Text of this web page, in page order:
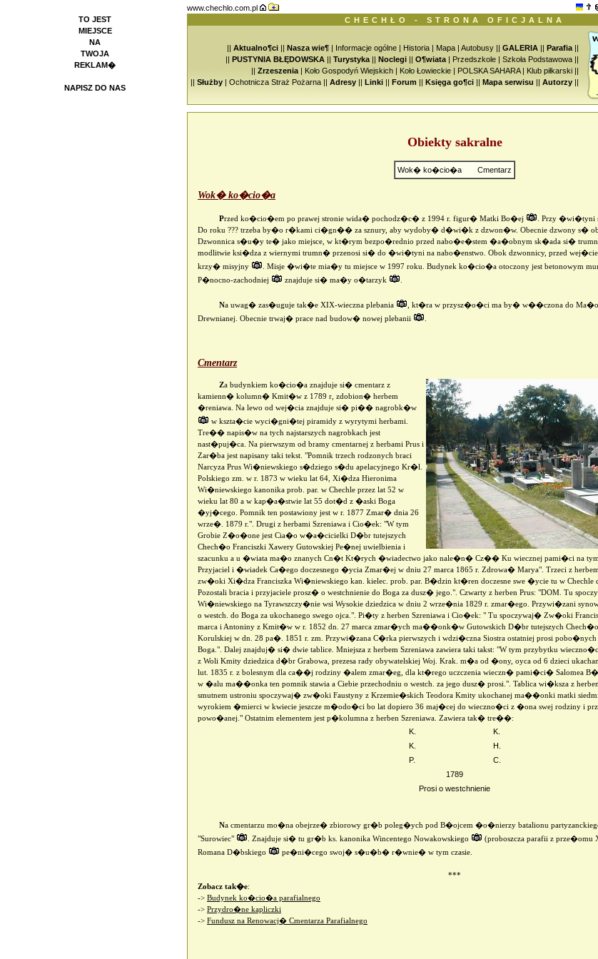
TO JEST
MIEJSCE
NA
TWOJA
REKLAM�
NAPISZ DO NAS
www.chechlo.com.pl
CHECHŁO - STRONA OFICJALNA
|| Aktualno¶ci || Nasza wie¶ | Informacje ogólne | Historia | Mapa | Autobusy || GALERIA || Parafia ||
|| PUSTYNIA BŁĘDOWSKA || Turystyka || Noclegi || O¶wiata | Przedszkole | Szkoła Podstawowa ||
|| Zrzeszenia | Koło Gospodyń Wiejskich | Koło Łowieckie | POLSKA SAHARA| Klub piłkarski ||
|| Służby | Ochotnicza Straż Pożarna || Adresy || Linki || Forum || Księga go¶ci || Mapa serwisu || Autorzy ||
Obiekty sakralne
Wok� ko�cio�a Cmentarz
Wok� ko�cio�a
Przed ko�cio�em po prawej stronie wida� pochodz�c� z 1994 r. figur� Matki Bo�ej . Przy �wi�tyni
Do roku ??? trzeba by�o r�kami ci�gn�� za sznury, aby wydoby� d�wi�k z dzwon�w. Obecnie dzwony s�
Dzwonnica s�u�y te� jako miejsce, w kt�rym bezpo�rednio przed nabo�e�stem �a�obnym sk�ada si�
modlitwie ksi�dza z wiernymi trumn� przenosi si� do �wi�tyni na nabo�enstwo. Obok dzwonnicy, przed
krzy� misyjny
. Misje �wi�te mia�y tu miejsce w 1997 roku. Budynek ko�cio�a otoczony jest betonowym
P�nocno-zachodniej
znajduje si� ma�y o�tarzyk
Na uwag� zas�uguje tak�e XIX-wieczna plebania
, kt�ra w przysz�o�ci ma by� w��czona do
Drewnianej. Obecnie trwaj� prace nad budow� nowej plebanii
Cmentarz
Za budynkiem ko�cio�a znajduje si� cmentarz z
kamienn� kolumn� Kmit�w z 1789 r, zdobion� herbem
�reniawa. Na lewo od wej�cia znajduje si� pi�� nagrobk�w
w kszta�cie wyci�gni�tej piramidy z wyrytymi herbami.
Tre�� napis�w na tych najstarszych nagrobkach jest
nast�puj�ca. Na pierwszym od bramy cmentarnej z herbami Prus i
Zar�ba jest napisany taki tekst. "Pomnik trzech rodzonych braci
Narcyza Prus Wi�niewskiego s�dziego s�du apelacyjnego Kr�l.
Polskiego zm. w r. 1873 w wieku lat 64, Xi�dza Hieronima
Wi�niewskiego kanonika prob. par. w Chechle przez lat 52 w
wieku lat 80 a w kap�a�stwie lat 55 dot�d z �aski Boga
�yj�cego. Pomnik ten postawiony jest w r. 1877 Zmar� dnia 26
wrze�. 1879 r.". Drugi z herbami Szreniawa i Cio�ek: "W tym
Grobie Z�o�one jest Cia�o w�a�cicielki D�br tutejszych
Chech�o Franciszki Xawery Gutowskiej Pe�nej uwielbienia i
szacunku a u �wiata ma�o znanych Cn�t Kt�rych �wiadectwo jako nale�n� Cz�� Ku wiecznej pami�ci na
Przyjaciel i �wiadek Ca�ego doczesnego �ycia Zmar�ej w dniu 27 marca 1865 r. Zdrowa� Marya". Trzeci z
zw�oki Xi�dza Franciszka Wi�niewskiego kan. kielec. prob. par. B�dzin kt�ren doczesne swe �ycie tu w Chechle
Pozostali bracia i przyjaciele prosz� o westchnienie do Boga za dusz� jego.". Czwarty z herben Prus: "DOM. Tu
Wi�niewskiego na Tyrawszczy�nie wsi Wysokie dziedzica w dniu 2 wrze�nia 1829 r. zmar�ego. Przywi�zani
o westch. do Boga za ukochanego swego ojca.". Pi�ty z herben Szreniawa i Cio�ek: " Tu spoczywaj� Zw�oki
marca i Antoniny z Kmit�w w r. 1852 dn. 27 marca zmar�ych ma��onk�w Gutowskich D�br tutejszych
Korulskiej w dn. 28 pa�. 1851 r. zm. Przywi�zana C�rka pierwszych i wdzi�czna Siostra ostatniej prosi pobo�nych
Boga.". Dalej znajduj� si� dwie tablice. Mniejsza z herbem Szreniawa zawiera taki takst: "W tym przybytku
z Woli Kmity dziedzica d�br Grabowa, prezesa rady obywatelskiej Woj. Krak. m�a od �ony, oyca od 6 dzieci
lut. 1835 r. z bolesnym dla ca��j rodziny �alem zmar�eg, dla kt�rego uczczenia wieczn� pami�ci� Salomea
w �alu ma��onka ten pomnik stawia a Ciebie przechodniu o westch. za jego dusz� prosi.". Tablica wi�ksza z
smutnem ustroniu spoczywaj� zw�oki Faustyny z Krzemie�skich Teodora Kmity ukochanej ma��onki matki
wyrokiem �mierci w kwiecie jeszcze m�odo�ci bo lat dopiero 36 maj�cej do wieczno�ci z �ona swej rodziny i
powo�anej." Ostatnim elementem jest p�kolumna z herben Szreniawa. Zawiera tak� tre��:
K.
K.
K.
H.
P.
C.
1789
Prosi o westchnienie
Na cmentarzu mo�na obejrze� zbiorowy gr�b poleg�ych pod B�ojcem �o�nierzy batalionu
"Surowiec"
. Znajduje si� tu gr�b ks. kanonika Wincentego Nowakowskiego
(proboszcza parafii z prze�omu
Romana D�bskiego
pe�ni�cego swoj� s�u�b� r�wnie� w tym czasie.
***
Zobacz tak�e:
-> Budynek ko�cio�a parafialnego
-> Przydro�ne kapliczki
-> Fundusz na Renowacj� Cmentarza Parafialnego